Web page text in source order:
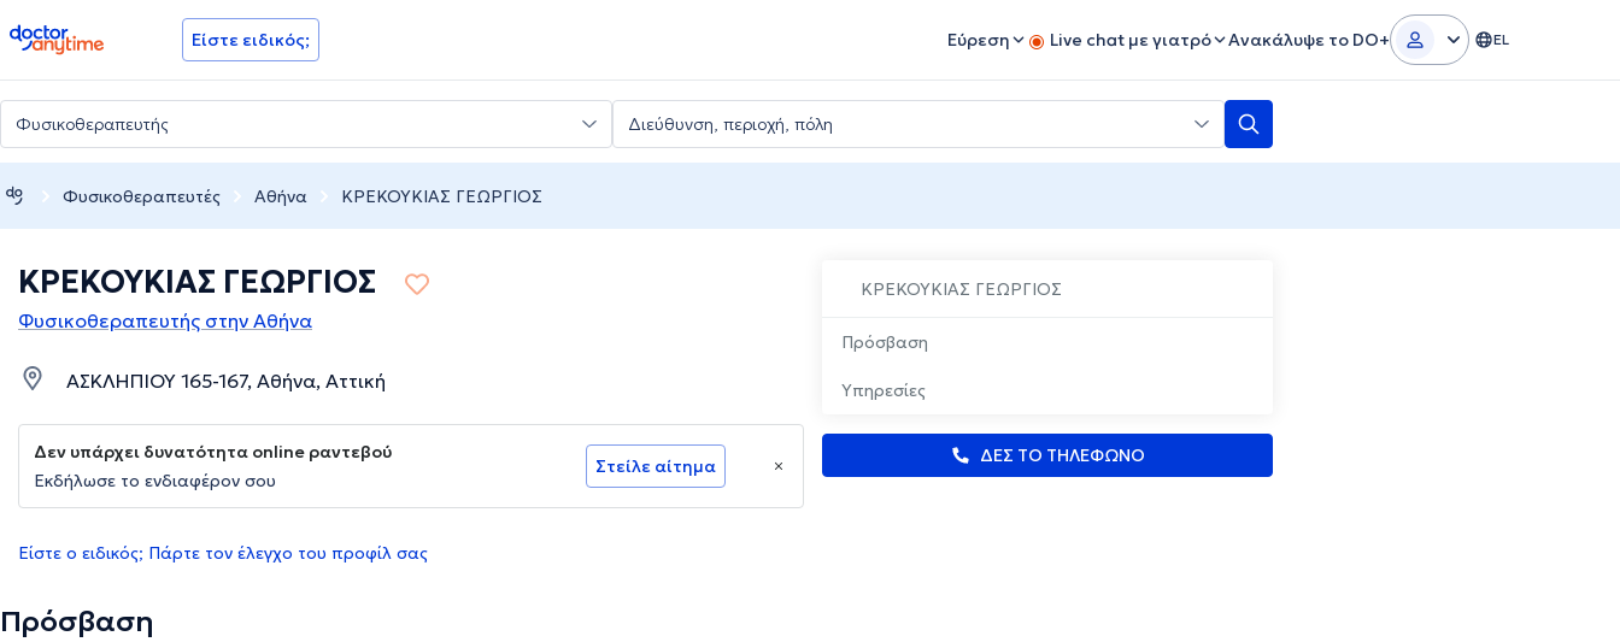
doctoranytime Είστε ειδικός; Εύρεση Live chat με γιατρό Ανακάλυψε το DO+ EL
Φυσικοθεραπευτές Αθήνα ΚΡΕΚΟΥΚΙΑΣ ΓΕΩΡΓΙΟΣ
ΚΡΕΚΟΥΚΙΑΣ ΓΕΩΡΓΙΟΣ
Πρόσβαση
Υπηρεσίες
ΔΕΣ ΤΟ ΤΗΛΕΦΩΝΟ
ΚΡΕΚΟΥΚΙΑΣ ΓΕΩΡΓΙΟΣ
Φυσικοθεραπευτής στην Αθήνα
ΑΣΚΛΗΠΙΟΥ 165-167, Αθήνα, Αττική
Δεν υπάρχει δυνατότητα online ραντεβού
Εκδήλωσε το ενδιαφέρον σου
Στείλε αίτημα
Είστε ο ειδικός; Πάρτε τον έλεγχο του προφίλ σας
Πρόσβαση